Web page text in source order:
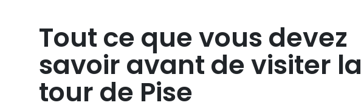
Tout ce que vous devez
savoir avant de visiter la
tour de Pise